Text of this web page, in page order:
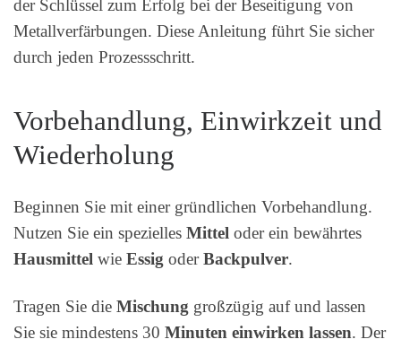
der Schlüssel zum Erfolg bei der Beseitigung von
Metallverfärbungen. Diese Anleitung führt Sie sicher
durch jeden Prozessschritt.
Vorbehandlung, Einwirkzeit und
Wiederholung
Beginnen Sie mit einer gründlichen Vorbehandlung.
Nutzen Sie ein spezielles Mittel oder ein bewährtes
Hausmittel wie Essig oderBackpulver.
Tragen Sie die Mischung großzügig auf und lassen
Sie sie mindestens 30 Minuten einwirken lassen. Der